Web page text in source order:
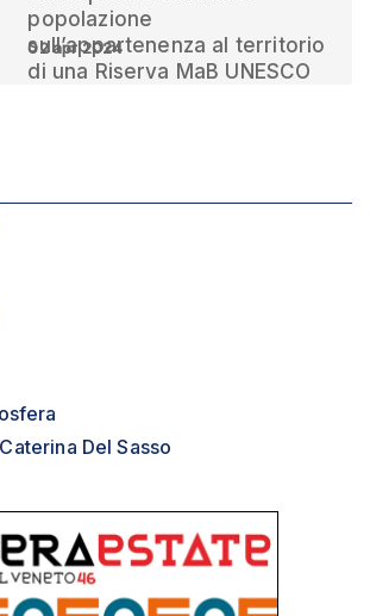
popolazione
sull’appartenenza al territorio
di una Riserva MaB UNESCO
02 apr 2024
Del Sasso